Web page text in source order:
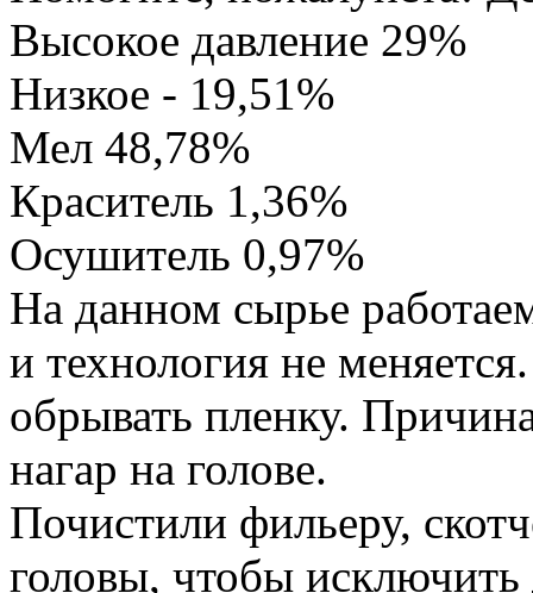
Высокое давление 29%
Низкое - 19,51%
Мел 48,78%
Краситель 1,36%
Осушитель 0,97%
На данном сырье
и технология не
обрывать пленку.
нагар на голове.
Почистили фильеру,
головы, чтобы